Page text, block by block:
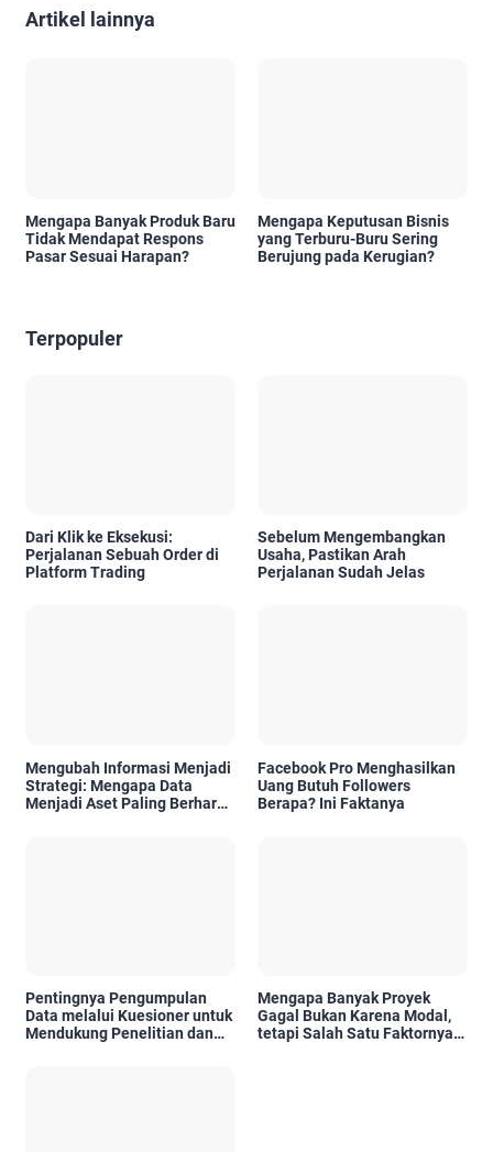
Artikel lainnya
Mengapa Banyak Produk Baru
Tidak Mendapat Respons
Pasar Sesuai Harapan?
Mengapa Keputusan Bisnis
yang Terburu-Buru Sering
Berujung pada Kerugian?
Terpopuler
Dari Klik ke Eksekusi:
Perjalanan Sebuah Order di
Platform Trading
Sebelum Mengembangkan
Usaha, Pastikan Arah
Perjalanan Sudah Jelas
Mengubah Informasi Menjadi
Strategi: Mengapa Data
Menjadi Aset Paling Berharga
Facebook Pro Menghasilkan
Uang Butuh Followers
Berapa? Ini Faktanya
Pentingnya Pengumpulan
Data melalui Kuesioner untuk
Mendukung Penelitian dan
Mengapa Banyak Proyek
Gagal Bukan Karena Modal,
tetapi Salah Satu Faktornya